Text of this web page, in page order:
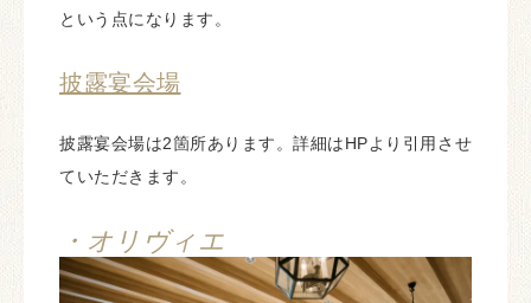
という点になります。
披露宴会場
披露宴会場は2箇所あります。詳細はHPより引用させ
ていただきます。
・オリヴィエ